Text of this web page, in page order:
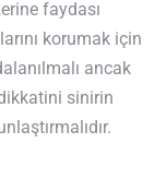
faydası
korumak için
ancak
sinirin